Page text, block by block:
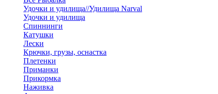
Удочки и удилища//Удилища Narval
Удочки и удилища
Спиннинги
Катушки
Лески
Крючки, грузы, оснастка
Плетенки
Приманки
Прикормка
Наживка